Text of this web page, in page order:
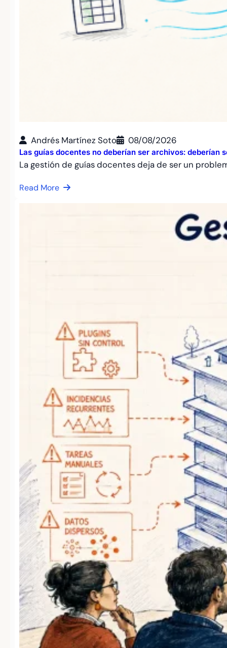
Andrés Martínez Soto 08/08/2026
Las guías docentes no deberían ser archivos: deberían
La gestión de guías docentes deja de ser un
Read More